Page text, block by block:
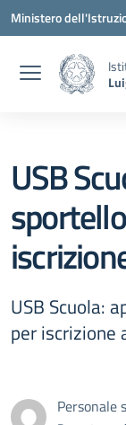
Vai ai contenuti
Vai al menu di
Vai al footer
Ministero
USB
USB Scuola:
per iscrizione
Personale